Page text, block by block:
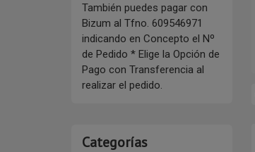
También puedes pagar con
Bizum al Tfno. 609546971
indicando en Concepto el Nº
de Pedido * Elige la Opción de
Pago con Transferencia al
realizar el pedido.
Categorías